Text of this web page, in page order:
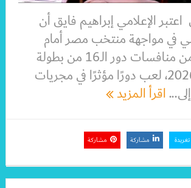
الإعلامي إبراهيم فايق أن
في مواجهة منتخب مصر أمام
الأرجنتين، ضمن منافسات دور الـ16 من بطولة
كأس العالم 2026، لعب دورًا مؤثرًا في مجريات
اقرأ المزيد
تغريدة مشاركة مشاركة